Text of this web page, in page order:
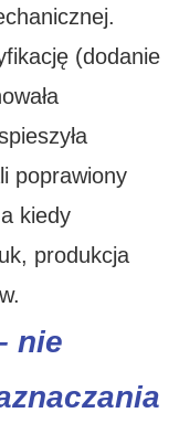
(dodanie
poprawiony
kiedy
produkcja
nie